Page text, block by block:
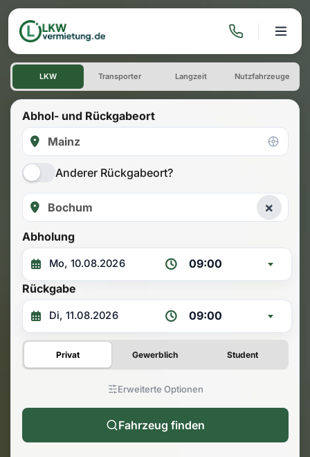
LKW mieten: Einwegmiete
LKW Transporter Langzeit Nutzfahrzeuge
Abhol- und Rückgabeort
Anderer Rückgabeort?
×
Abholung
09:00
Rückgabe
09:00
Privat Gewerblich Student
Erweiterte Optionen
Fahrzeug finden